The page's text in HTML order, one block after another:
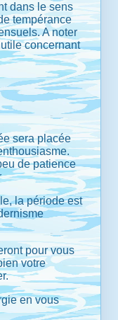
dans le sens
tempérance
A noter
concernant
sera placée
de patience
la période est
pour vous
votre
en vous